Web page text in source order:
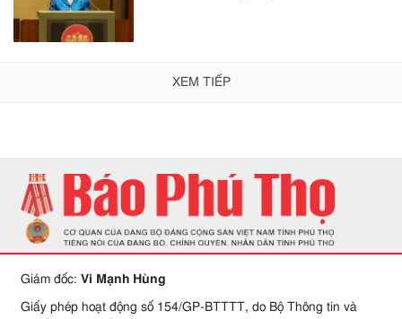
XEM TIẾP
Giám đốc: Vi Mạnh Hùng
Giấy phép hoạt động số 154/GP-BTTTT, do Bộ Thông tin và